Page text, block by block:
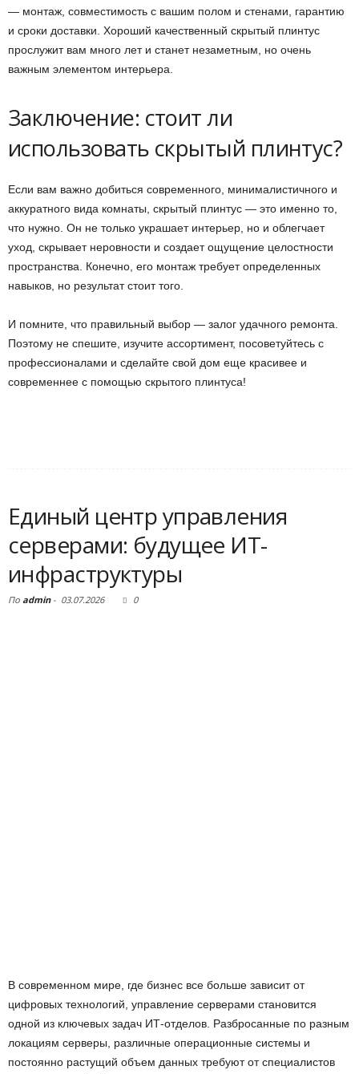
— монтаж, совместимость с вашим полом и стенами, гарантию
и сроки доставки. Хороший качественный скрытый плинтус
прослужит вам много лет и станет незаметным, но очень
важным элементом интерьера.
Заключение: стоит ли
использовать скрытый плинтус?
Если вам важно добиться современного, минималистичного и
аккуратного вида комнаты, скрытый плинтус — это именно то,
что нужно. Он не только украшает интерьер, но и облегчает
уход, скрывает неровности и создает ощущение целостности
пространства. Конечно, его монтаж требует определенных
навыков, но результат стоит того.
И помните, что правильный выбор — залог удачного ремонта.
Поэтому не спешите, изучите ассортимент, посоветуйтесь с
профессионалами и сделайте свой дом еще красивее и
современнее с помощью скрытого плинтуса!
Единый центр управления
серверами: будущее ИТ-
инфраструктуры
По admin- 03.07.2026 0
В современном мире, где бизнес все больше зависит от
цифровых технологий, управление серверами становится
одной из ключевых задач ИТ-отделов. Разбросанные по разным
локациям серверы, различные операционные системы и
постоянно растущий объем данных требуют от специалистов